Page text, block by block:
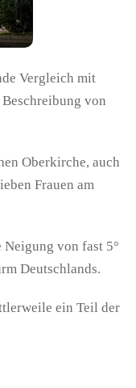
Vergleich mit
von
Oberkirche, auch
Frauen am
von fast 5°
Deutschlands.
ein Teil der